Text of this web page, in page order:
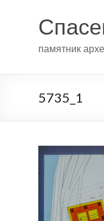
памятник
5735_1